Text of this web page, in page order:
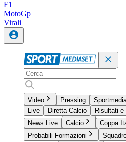
F1
MotoGp
Virali
Video Pressing
Live
Diretta Calcio
Risultati e
News Live
Calcio Coppa
Probabili Formazioni
Squadre